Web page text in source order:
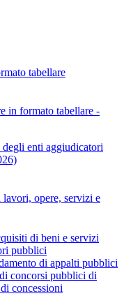
tabellare
in formato tabellare -
enti aggiudicatori
opere, servizi e
di beni e servizi
pubblici
di appalti pubblici
concorsi pubblici di
concessioni